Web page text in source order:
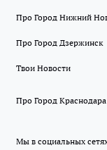
Про Город Нижний
Про Город Дзержинск
Твои Новости
Про Город Краснодара
Мы в социальных